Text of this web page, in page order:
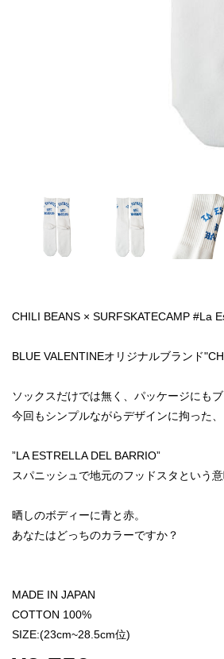
CHILI BEANS × SURFSKATECAMP #La
BLUE VALENTINEオリジナルブランド
ソックスだけでは無く、パッケージにも
今回もシンプルながらデザインに拘った
”LA ESTRELLA DEL BARRIO”
スパニッシュで地元のフッドスタという意
晒しのボディーに青と赤。
あなたはどっちのカラーですか？
MADE IN JAPAN
COTTON 100%
SIZE:(23cm~28.5cm位)